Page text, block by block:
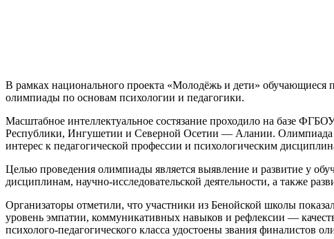
В рамках национального проекта «Молодёжь и дети»
олимпиады по основам психологии и педагогики.
Масштабное интеллектуальное состязание проходило на базе
Республики, Ингушетии и Северной Осетии — Алании. Олимпиада
интерес к педагогической профессии и психологическим
Целью проведения олимпиады является выявление и развитие у
дисциплинам, научно-исследовательской деятельности, а также
Организаторы отметили, что участники из Бенойской школы
уровень эмпатии, коммуникативных навыков и рефлексии —
психолого-педагогического класса удостоены звания финалистов